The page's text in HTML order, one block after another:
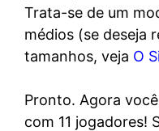
Trata-se de um
médios (se deseja
tamanhos, veja O
Pronto. Agora
com 11 jogadores!